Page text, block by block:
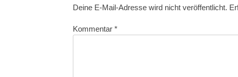
Deine E-Mail-Adresse wird nicht veröffentlicht.
Kommentar *